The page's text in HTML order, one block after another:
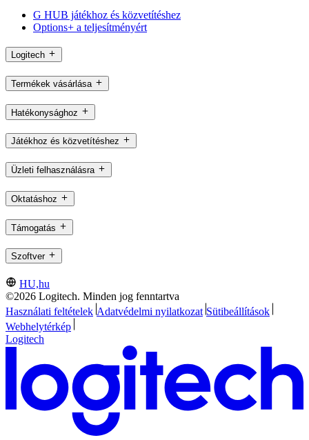
G HUB játékhoz és közvetítéshez
Options+ a teljesítményért
Logitech
Termékek vásárlása
Hatékonysághoz
Játékhoz és közvetítéshez
Üzleti felhasználásra
Oktatáshoz
Támogatás
Szoftver
HU,hu
©2026 Logitech. Minden jog fenntartva
Használati feltételek Adatvédelmi nyilatkozat Sütibeállítások
Webhelytérkép
Logitech